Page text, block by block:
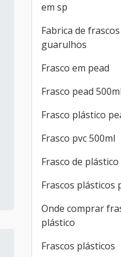
em sp
Fabrica de
guarulhos
Frasco em pead
Frasco pead 500ml
Frasco plástico
Frasco pvc 500ml
Frasco de
Frascos plásticos
Onde comprar
plástico
Frascos plásticos